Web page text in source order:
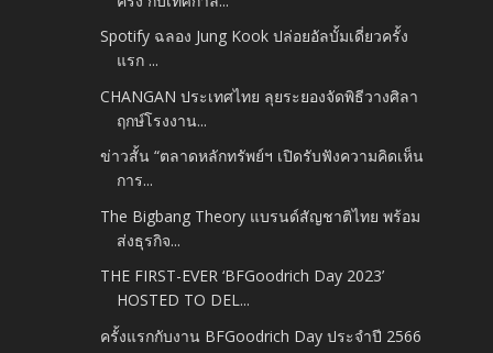
Spotify ฉลอง Jung Kook ปล่อยอัลบั้มเดี่ยวครั้ง
แรก ...
CHANGAN ประเทศไทย ลุยระยองจัดพิธีวางศิลา
ฤกษ์โรงงาน...
ข่าวสั้น “ตลาดหลักทรัพย์ฯ เปิดรับฟังความคิดเห็น
การ...
The Bigbang Theory แบรนด์สัญชาติไทย พร้อม
ส่งธุรกิจ...
THE FIRST-EVER ‘BFGoodrich Day 2023’
HOSTED TO DEL...
ครั้งแรกกับงาน BFGoodrich Day ประจำปี 2566